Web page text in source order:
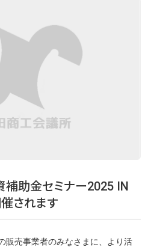
助金セミナー2025 IN
されます
販売事業者のみなさまに、より活